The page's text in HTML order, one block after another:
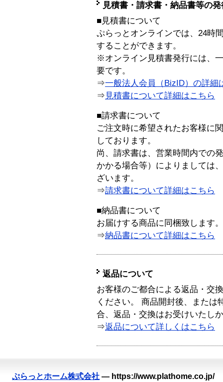
見積書・請求書・納品書等の
■見積書について
ぷらっとオンラインでは、24時
することができます。
※オンライン見積書発行には、
要です。
⇒一般法人会員（BizID）の詳細
⇒ 見積書について詳細はこちら
■請求書について
ご注文時に希望されたお客様に
しております。
尚、請求書は、営業時間内での
かかる場合等）によりましては
ざいます。
⇒請求書について詳細はこちら
■納品書について
お届けする商品に同梱致します。
⇒納品書について詳細はこちら
返品について
お客様のご都合による返品・交
ください。 商品開封後、または
合、返品・交換はお受けいたし
⇒返品について詳しくはこちら
ぷらっとホーム株式会社 — https://www.plathome.co.jp/